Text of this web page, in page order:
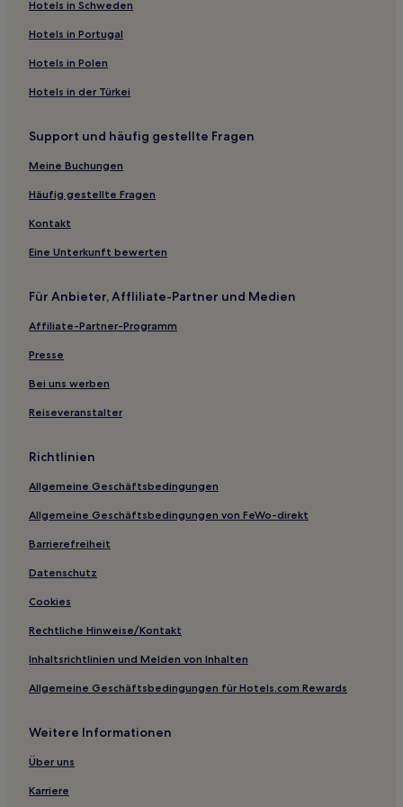
Hotels nahe New Farm Park
Enoggera: Hotels
Eight Mile Plains: Hotels
Wooloowin: Hotels
Hotels nahe Queensland Tennis Centre
Hotels nahe Bahnhof Airport Domestic
Hotels nahe Queensland Museum and Sciencentre
Petrie Terrace: Hotels
Indooroopilly: Hotels
Mount Gravatt East: Hotels
Hotels nahe Customs House
Hotels nahe Bahnhof International Terminal
Hotels nahe Fährterminal Bretts Wharf
Brisbane Airport: Hotels
Woolloongabba: Hotels
Hotels nahe DFO Brisbane
Brisbane City: Hotels
Hotels nahe Eagle Farm Racecourse
Hotels nahe Saint Lucia Golf Links
Hotels nahe Manly Boat Harbour
Hotels nahe Brisbane Botanic Gardens Mt Coot-tha
Hotels nahe South Bank Parklands
Westlake: Hotels
Graceville: Hotels
Hotels nahe Streets Beach
South Brisbane: Hotels
Hotels in Schweden
Hotels in Portugal
Hotels in Polen
Hotels in der Türkei
Support und häufig gestellte Fragen
Meine Buchungen
Häufig gestellte Fragen
Kontakt
Eine Unterkunft bewerten
Für Anbieter, Affliliate-Partner und Medien
Affiliate-Partner-Programm
Presse
Bei uns werben
Reiseveranstalter
Richtlinien
Allgemeine Geschäftsbedingungen
Allgemeine Geschäftsbedingungen von FeWo-direkt
Barrierefreiheit
Datenschutz
Cookies
Rechtliche Hinweise/Kontakt
Inhaltsrichtlinien und Melden von Inhalten
Allgemeine Geschäftsbedingungen für Hotels.com Rewards
Weitere Informationen
Über uns
Karriere